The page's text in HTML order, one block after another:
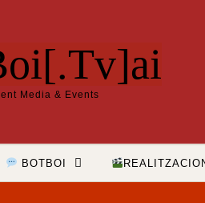
Media & Events
BOTBOI